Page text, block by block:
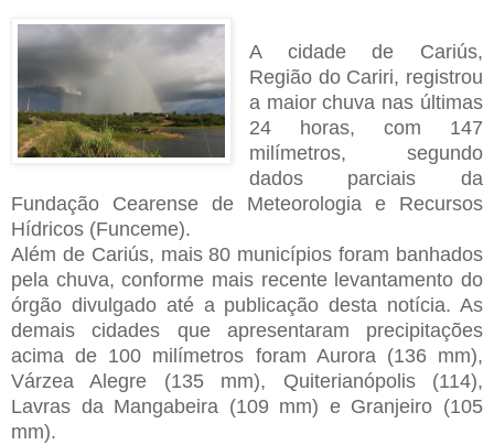
A cidade de Cariús,
Região do Cariri, registrou
a maior chuva nas últimas
24 horas, com 147
milímetros, segundo
dados parciais da
Fundação Cearense de Meteorologia e Recursos
Hídricos (Funceme).
Além de Cariús, mais 80 municípios foram banhados
pela chuva, conforme mais recente levantamento do
órgão divulgado até a publicação desta notícia. As
demais cidades que apresentaram precipitações
acima de 100 milímetros foram Aurora (136 mm),
Várzea Alegre (135 mm), Quiterianópolis (114),
Lavras da Mangabeira (109 mm) e Granjeiro (105
mm).